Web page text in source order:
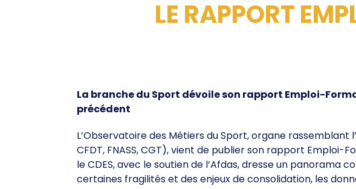
LE RAPPORT
La branche du Sport dévoile son rapport Emploi-
précédent
L’Observatoire des Métiers du Sport, organe rassemblant
CFDT, FNASS, CGT), vient de publier son rapport
le CDES, avec le soutien de l’Afdas, dresse un
certaines fragilités et des enjeux de consolidation, les